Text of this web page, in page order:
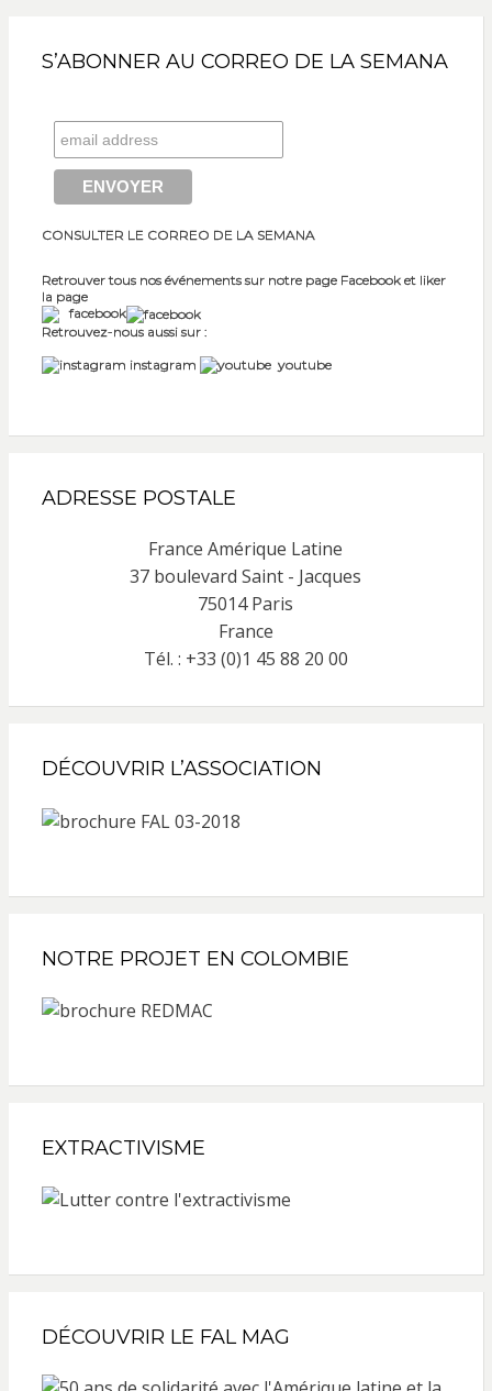
S’ABONNER AU CORREO DE LA SEMANA
CONSULTER LE CORREO DE LA SEMANA
Retrouver tous nos événements sur notre page Facebook et liker
la page
facebook
Retrouvez-nous aussi sur :
instagram
youtube
ADRESSE POSTALE
France Amérique Latine
37 boulevard Saint - Jacques
75014 Paris
France
Tél. : +33 (0)1 45 88 20 00
DÉCOUVRIR L’ASSOCIATION
NOTRE PROJET EN COLOMBIE
EXTRACTIVISME
DÉCOUVRIR LE FAL MAG